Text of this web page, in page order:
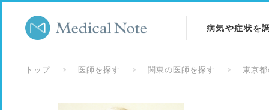
病気や症状を
トップ 医師を探す 関東の医師を探す 東京